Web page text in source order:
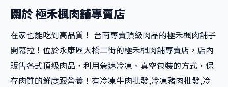
關於 極禾楓肉舖專賣店
在家也能吃到高品質！ 台南專賣頂級肉品的極禾楓肉舖子
開幕拉！位於永康區大橋二街的極禾楓肉舖專賣店，店內
販售各式頂級肉品，利用急速冷凍、真空包裝的方式，保
存肉質的鮮度跟營養！有冷凍牛肉批發,冷凍豬肉批發,冷